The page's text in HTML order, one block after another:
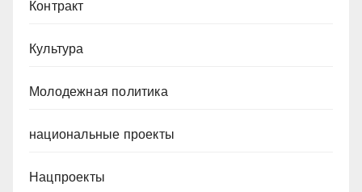
Контракт
Культура
Молодежная политика
национальные проекты
Нацпроекты